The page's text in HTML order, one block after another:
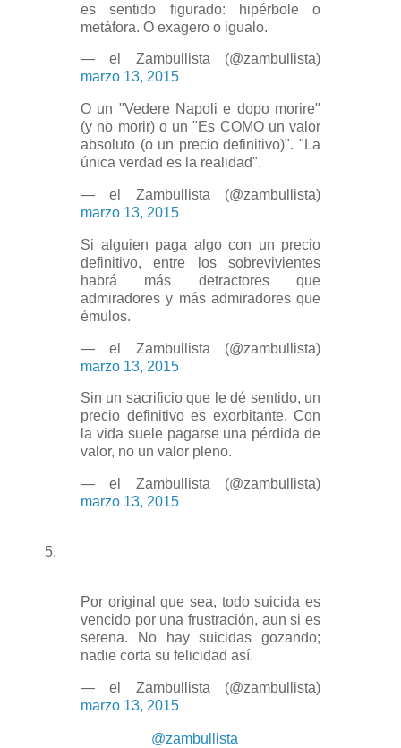
es sentido figurado: hipérbole o
metáfora. O exagero o igualo.
— el Zambullista (@zambullista)
marzo 13, 2015
O un "Vedere Napoli e dopo morire"
(y no morir) o un "Es COMO un valor
absoluto (o un precio definitivo)". "La
única verdad es la realidad".
— el Zambullista (@zambullista)
marzo 13, 2015
Si alguien paga algo con un precio
definitivo, entre los sobrevivientes
habrá más detractores que
admiradores y más admiradores que
émulos.
— el Zambullista (@zambullista)
marzo 13, 2015
Sin un sacrificio que le dé sentido, un
precio definitivo es exorbitante. Con
la vida suele pagarse una pérdida de
valor, no un valor pleno.
— el Zambullista (@zambullista)
marzo 13, 2015
5.
Por original que sea, todo suicida es
vencido por una frustración, aun si es
serena. No hay suicidas gozando;
nadie corta su felicidad así.
— el Zambullista (@zambullista)
marzo 13, 2015
@zambullista